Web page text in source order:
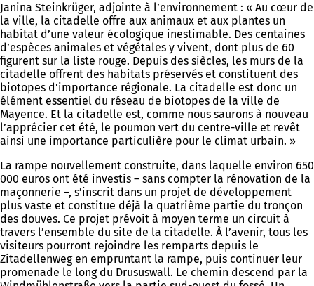
Janina Steinkrüger, adjointe à l’environnement : « Au cœur de
la ville, la citadelle offre aux animaux et aux plantes un
habitat d’une valeur écologique inestimable. Des centaines
d’espèces animales et végétales y vivent, dont plus de 60
figurent sur la liste rouge. Depuis des siècles, les murs de la
citadelle offrent des habitats préservés et constituent des
biotopes d’importance régionale. La citadelle est donc un
élément essentiel du réseau de biotopes de la ville de
Mayence. Et la citadelle est, comme nous saurons à nouveau
l’apprécier cet été, le poumon vert du centre-ville et revêt
ainsi une importance particulière pour le climat urbain. »
La rampe nouvellement construite, dans laquelle environ 650
000 euros ont été investis – sans compter la rénovation de la
maçonnerie –, s’inscrit dans un projet de développement
plus vaste et constitue déjà la quatrième partie du tronçon
des douves. Ce projet prévoit à moyen terme un circuit à
travers l’ensemble du site de la citadelle. À l’avenir, tous les
visiteurs pourront rejoindre les remparts depuis le
Zitadellenweg en empruntant la rampe, puis continuer leur
promenade le long du Drususwall. Le chemin descend par la